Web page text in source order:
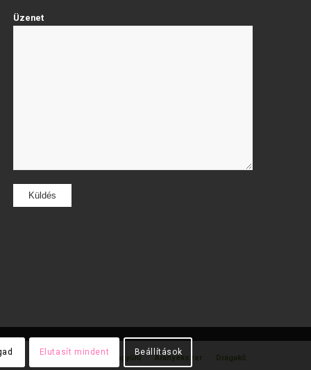
Üzenet
Karikagyűrű Aranyékszer Drágakő
Elutasít mindent Beállítások